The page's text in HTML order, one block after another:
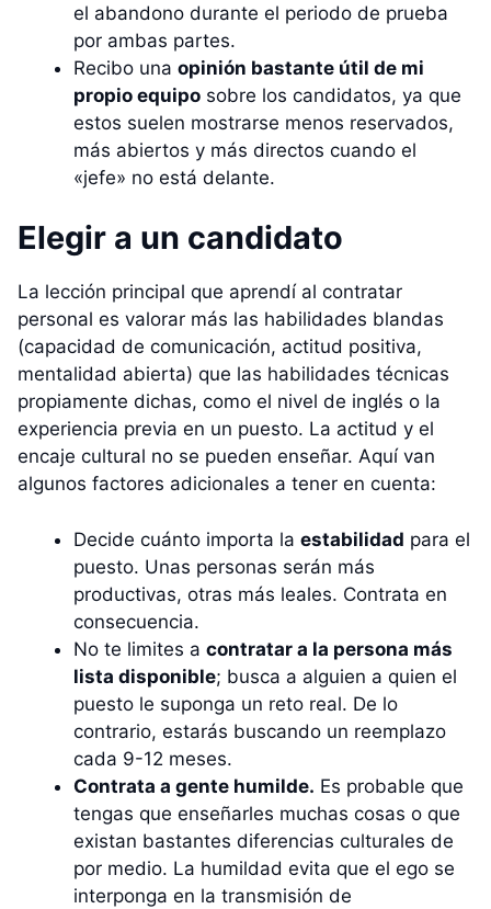
el abandono durante el periodo de prueba
por ambas partes.
Recibo una opinión bastante útil de mi
propio equipo sobre los candidatos, ya que
estos suelen mostrarse menos reservados,
más abiertos y más directos cuando el
«jefe» no está delante.
Elegir a un candidato
La lección principal que aprendí al contratar
personal es valorar más las habilidades blandas
(capacidad de comunicación, actitud positiva,
mentalidad abierta) que las habilidades técnicas
propiamente dichas, como el nivel de inglés o la
experiencia previa en un puesto. La actitud y el
encaje cultural no se pueden enseñar. Aquí van
algunos factores adicionales a tener en cuenta:
Decide cuánto importa la estabilidad para el
puesto. Unas personas serán más
productivas, otras más leales. Contrata en
consecuencia.
No te limites a contratar a la persona más
lista disponible; busca a alguien a quien el
puesto le suponga un reto real. De lo
contrario, estarás buscando un reemplazo
cada 9-12 meses.
Contrata a gente humilde. Es probable que
tengas que enseñarles muchas cosas o que
existan bastantes diferencias culturales de
por medio. La humildad evita que el ego se
interponga en la transmisión de